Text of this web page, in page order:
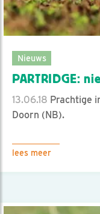
Nieuws
PARTRIDGE:
13.06.18 Prachtige
Doorn (NB).
lees meer